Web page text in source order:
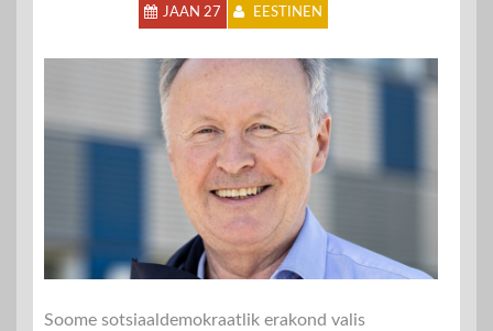
JAAN 27 EESTINEN
Soome sotsiaaldemokraatlik erakond valis